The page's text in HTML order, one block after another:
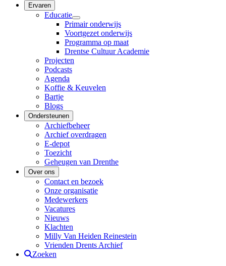
Ervaren
Educatie
Primair onderwijs
Voortgezet onderwijs
Programma op maat
Drentse Cultuur Academie
Projecten
Podcasts
Agenda
Koffie & Keuvelen
Bartje
Blogs
Ondersteunen
Archiefbeheer
Archief overdragen
E-depot
Toezicht
Geheugen van Drenthe
Over ons
Contact en bezoek
Onze organisatie
Medewerkers
Vacatures
Nieuws
Klachten
Milly Van Heiden Reinestein
Vrienden Drents Archief
Zoeken